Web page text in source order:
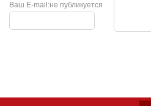
не публикуется
Ваш E-mail: